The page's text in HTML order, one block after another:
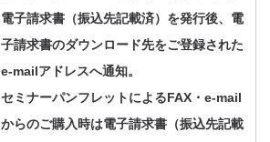
電子請求書（振込先記載済）を発行後、電
子請求書のダウンロード先をご登録された
e-mailアドレスへ通知。
セミナーパンフレットによるFAX・e-mail
からのご購入時は電子請求書（振込先記載